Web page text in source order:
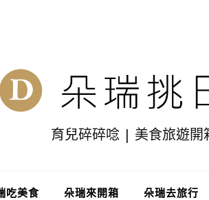
育兒碎碎唸 | 美食旅遊開
吃美食 朵瑞來開箱 朵瑞去旅行